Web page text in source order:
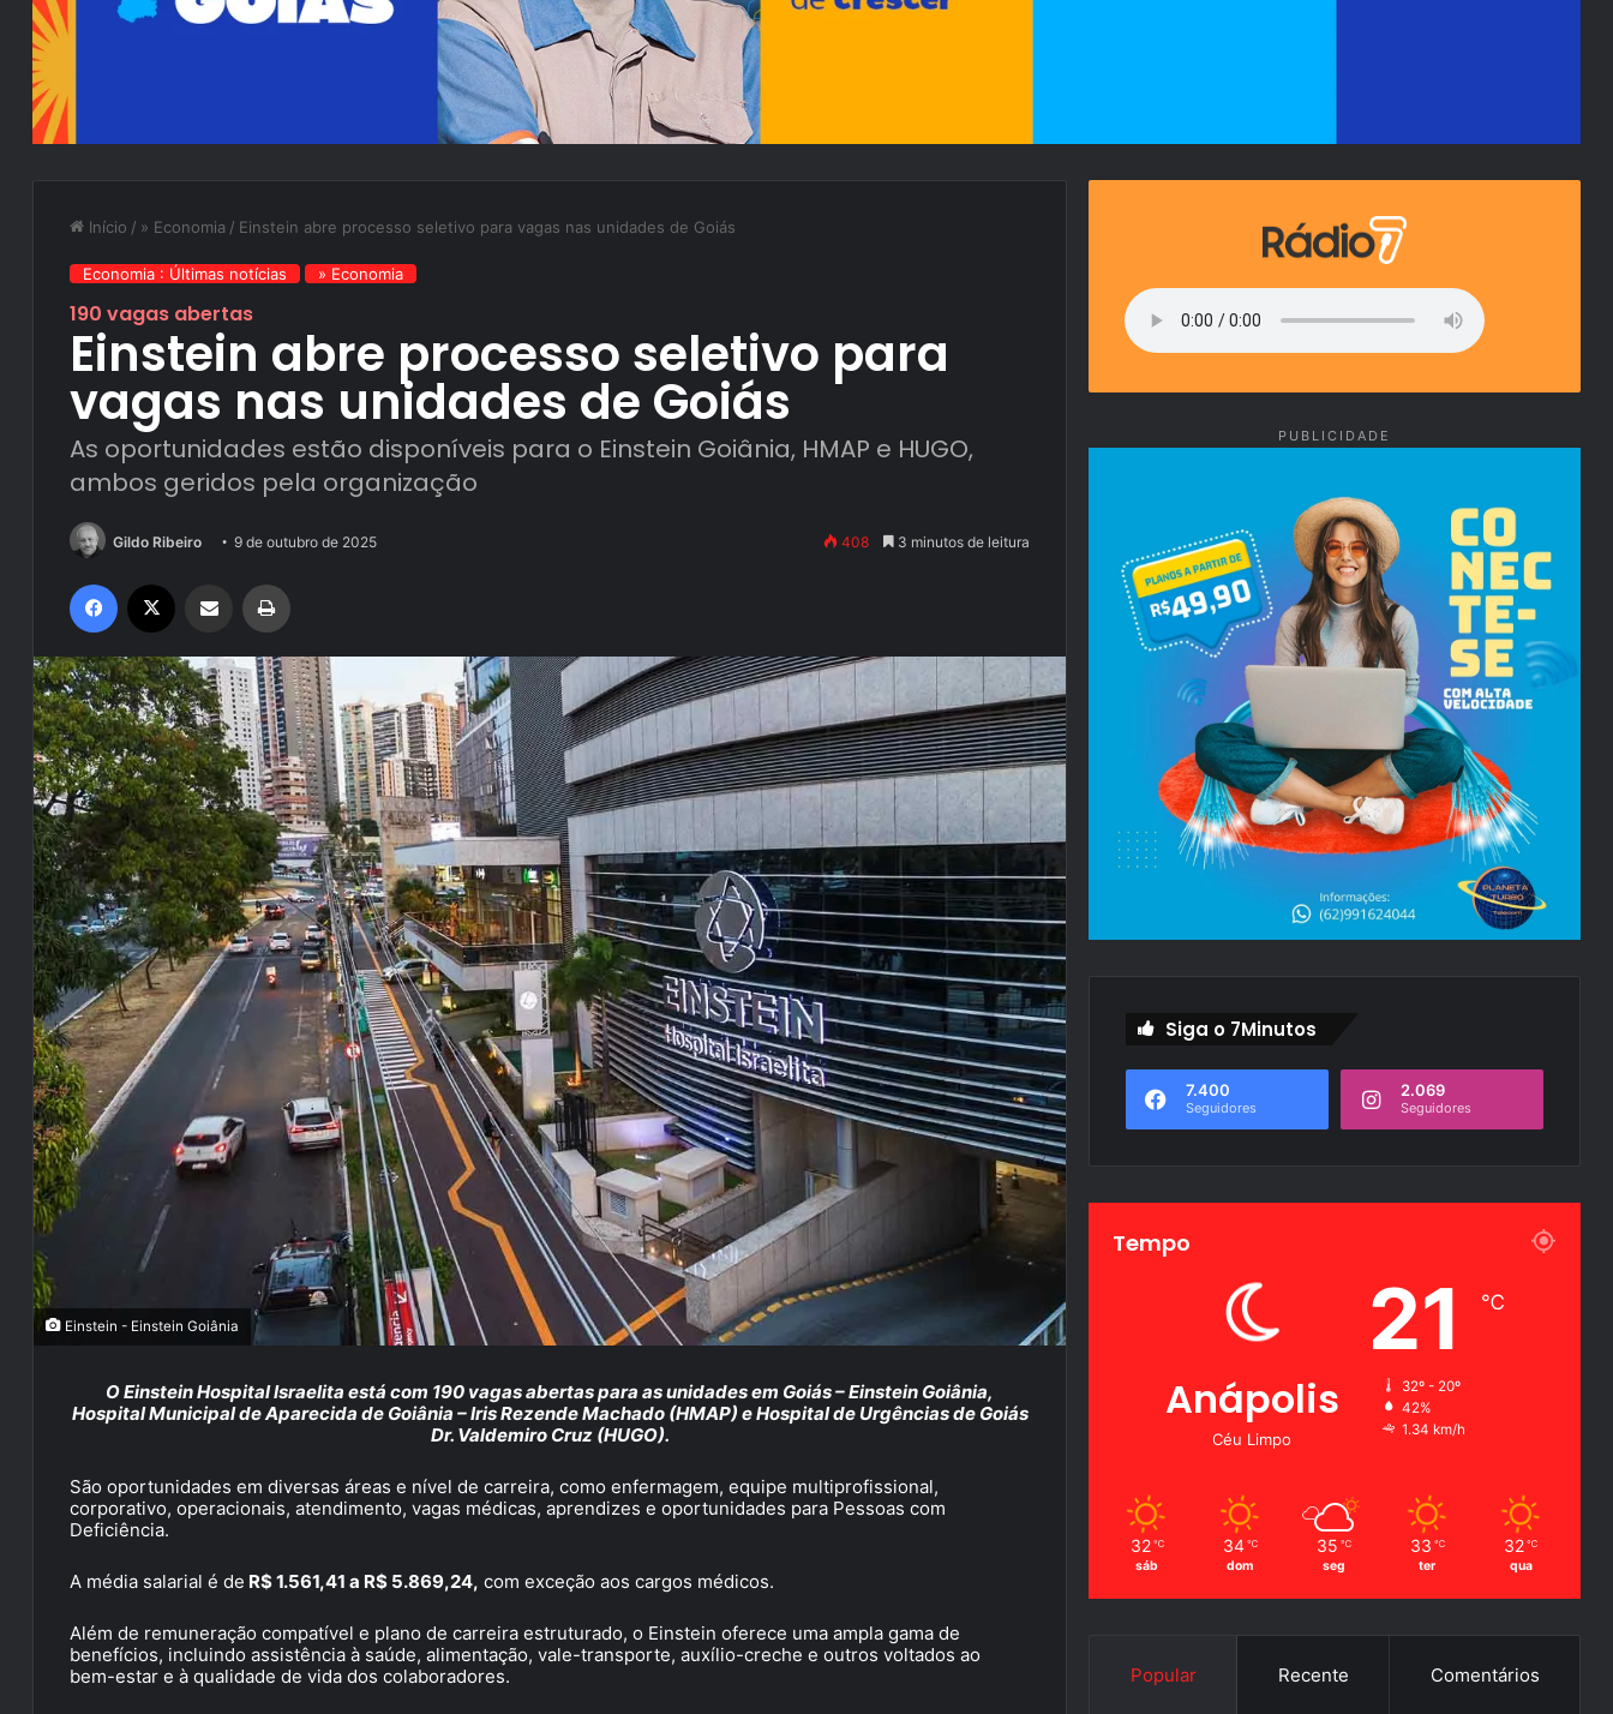
Início / » Economia / Einstein abre processo seletivo para vagas nas unidades de Goiás
Economia : Últimas notícias » Economia
190 vagas abertas
Einstein abre processo seletivo para
vagas nas unidades de Goiás
As oportunidades estão disponíveis para o Einstein Goiânia, HMAP e HUGO,
ambos geridos pela organização
Gildo Ribeiro 9 de outubro de 2025 408 3 minutos de leitura
Einstein - Einstein Goiânia
O Einstein Hospital Israelita está com 190 vagas abertas para as unidades em Goiás – Einstein Goiânia,
Hospital Municipal de Aparecida de Goiânia – Iris Rezende Machado (HMAP) e Hospital de Urgências de Goiás
Dr. Valdemiro Cruz (HUGO).
São oportunidades em diversas áreas e nível de carreira, como enfermagem, equipe multiprofissional,
corporativo, operacionais, atendimento, vagas médicas, aprendizes e oportunidades para Pessoas com
Deficiência.
A média salarial é de R$ 1.561,41 a R$ 5.869,24, com exceção aos cargos médicos.
Além de remuneração compatível e plano de carreira estruturado, o Einstein oferece uma ampla gama de
benefícios, incluindo assistência à saúde, alimentação, vale-transporte, auxílio-creche e outros voltados ao
bem-estar e à qualidade de vida dos colaboradores.
PUBLICIDADE
Siga o 7Minutos
7.400
Seguidores
2.069
Seguidores
Tempo
Anápolis
Céu Limpo
21 ℃
32º - 20º
42%
1.34 km/h
32 ℃
sáb
34 ℃
dom
35 ℃
seg
33 ℃
ter
32 ℃
qua
Popular Recente Comentários